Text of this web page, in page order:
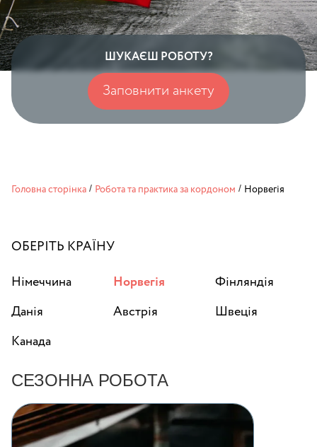
ШУКАЄШ РОБОТУ?
Заповнити анкету
Головна сторінка / Робота та практика за кордоном / Норвегія
ОБЕРІТЬ КРАЇНУ
Німеччина
Норвегія
Фінляндія
Данія
Австрія
Швеція
Канада
СЕЗОННА РОБОТА